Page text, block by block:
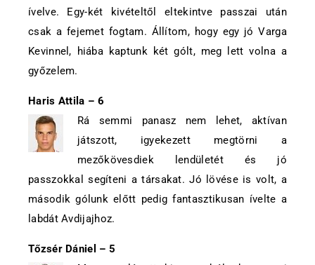
ívelve. Egy-két kivételtől eltekintve passzai után
csak a fejemet fogtam. Állítom, hogy egy jó Varga
Kevinnel, hiába kaptunk két gólt, meg lett volna a
győzelem.
Haris Attila – 6
Rá semmi panasz nem lehet, aktívan
játszott, igyekezett megtörni a
mezőkövesdiek lendületét és jó
passzokkal segíteni a társakat. Jó lövése is volt, a
második gólunk előtt pedig fantasztikusan ívelte a
labdát Avdijajhoz.
Tőzsér Dániel – 5